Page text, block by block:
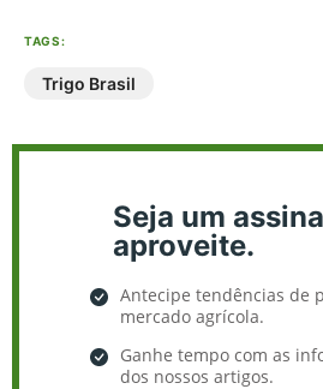
TAGS:
Trigo Brasil
Seja um
aproveite.
Antecipe tendências de
mercado agrícola.
Ganhe tempo com as
dos nossos artigos.